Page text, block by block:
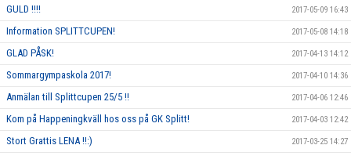
GULD !!!! 2017-05-09 16:43
Information SPLITTCUPEN! 2017-05-08 14:18
GLAD PÅSK! 2017-04-13 14:12
Sommargympaskola 2017! 2017-04-10 14:36
Anmälan till Splittcupen 25/5 !! 2017-04-06 12:46
Kom på Happeningkväll hos oss på GK Splitt! 2017-04-03 12:42
Stort Grattis LENA !!:) 2017-03-25 14:27